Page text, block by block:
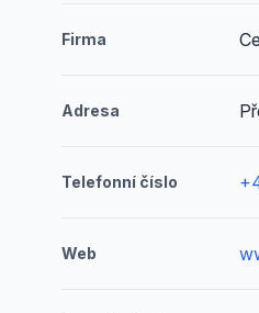
Firma
Adresa
Telefonní číslo
Web